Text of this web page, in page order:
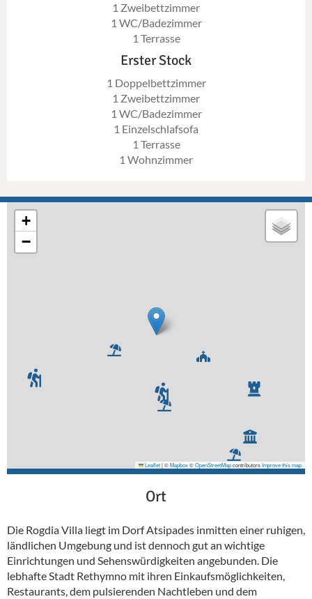
1 Zweibettzimmer
1 WC/Badezimmer
1 Terrasse
Erster Stock
1 Doppelbettzimmer
1 Zweibettzimmer
1 WC/Badezimmer
1 Einzelschlafsofa
1 Terrasse
1 Wohnzimmer
+
−
Leaflet|©Mapbox©OpenStreetMapcontributorsImprove this map
Ort
Die Rogdia Villa liegt im Dorf Atsipades inmitten einer ruhigen,
ländlichen Umgebung und ist dennoch gut an wichtige
Einrichtungen und Sehenswürdigkeiten angebunden. Die
lebhafte Stadt Rethymno mit ihren Einkaufsmöglichkeiten,
Restaurants, dem pulsierenden Nachtleben und dem